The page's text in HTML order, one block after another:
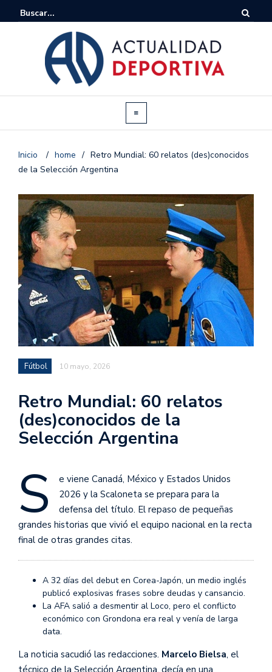
Inicio / home / Retro Mundial: 60 relatos (des)conocidos
de la Selección Argentina
Fútbol 10 mayo, 2026
Retro Mundial: 60 relatos
(des)conocidos de la
Selección Argentina
S
e viene Canadá, México y Estados Unidos
2026 y la Scaloneta se prepara para la
defensa del título. El repaso de pequeñas
grandes historias que vivió el equipo nacional en la recta
final de otras grandes citas.
A 32 días del debut en Corea-Japón, un medio inglés
publicó explosivas frases sobre deudas y cansancio.
La AFA salió a desmentir al Loco, pero el conflicto
económico con Grondona era real y venía de larga
data.
La noticia sacudió las redacciones. Marcelo Bielsa, el